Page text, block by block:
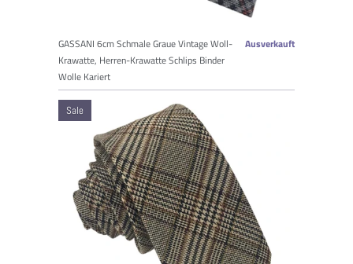
GASSANI 6cm Schmale Graue Vintage Woll-
Krawatte, Herren-Krawatte Schlips Binder
Wolle Kariert
Ausverkauft
Sale